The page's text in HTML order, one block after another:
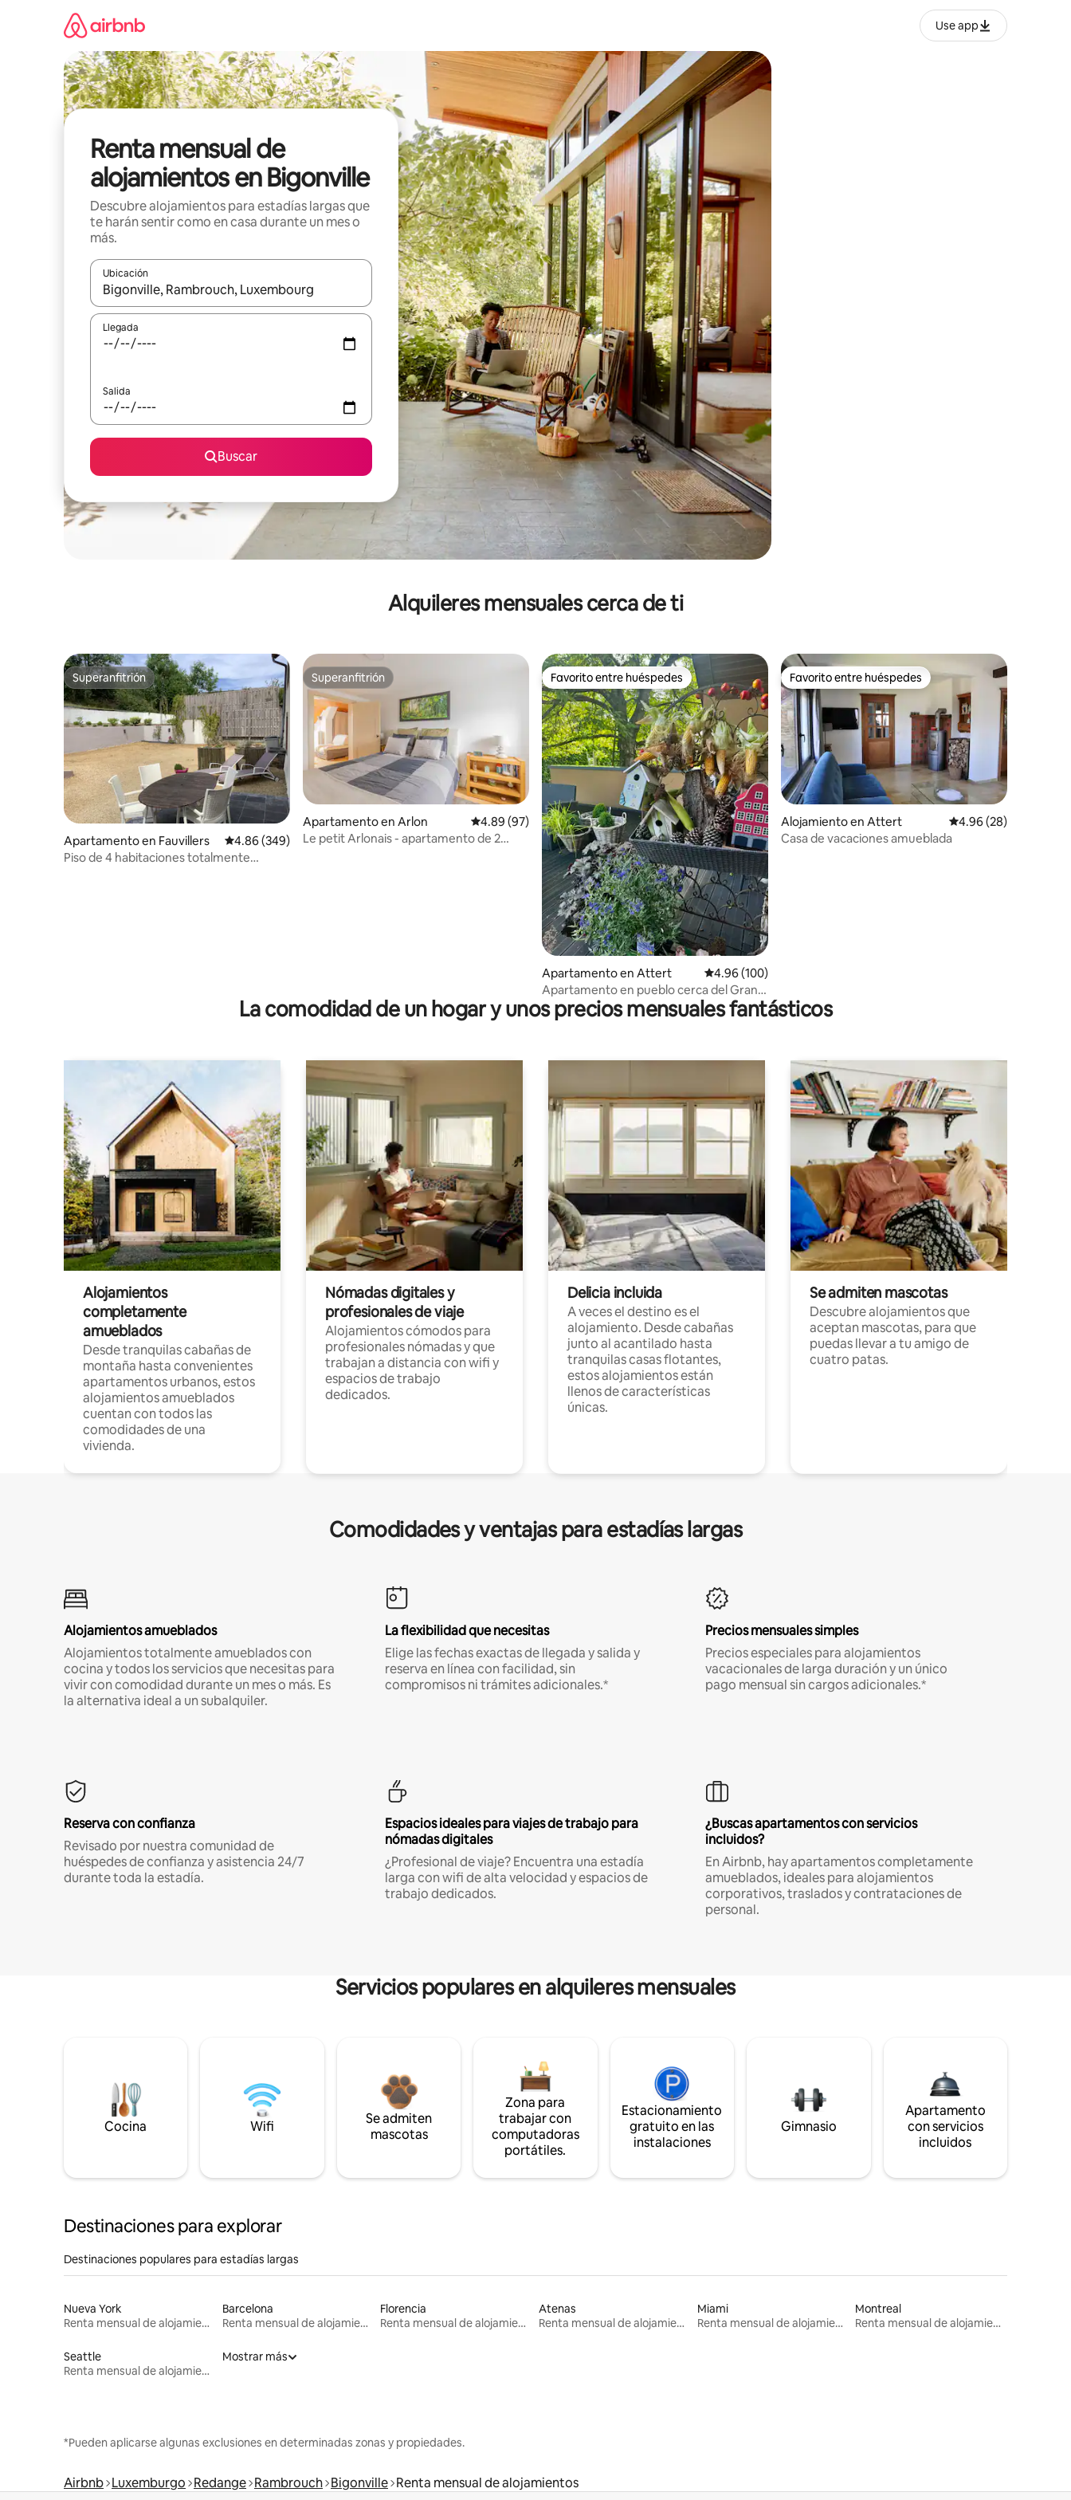
Use app
Renta mensual de
alojamientos en Bigonville
Descubre alojamientos para estadías largas que
te harán sentir como en casa durante un mes o
más.
Ubicación
Cuando los resultados estén disponibles, navega con las teclas de flecha hacia arriba y hacia abajo o explora con el tacto o desliza el dedo.
Llegada
Salida
Buscar
Alquileres mensuales cerca de ti
Superanfitrión
Superanfitrión
Apartamento en Fauvillers Calificación promedio: 4.86 de 5, 349 reseñas
4.86 (349)
Piso de 4 habitaciones totalmente
Superanfitrión
Superanfitrión
Apartamento en Arlon Calificación promedio: 4.89 de 5, 97 reseñas
4.89 (97)
Le petit Arlonais - apartamento de 2
Favorito entre huéspedes
Favorito entre huéspedes
Apartamento en Attert Calificación promedio: 4.96 de 5, 100 reseñas
4.96 (100)
Apartamento en pueblo cerca del Gran
Ducado
Favorito entre huéspedes
Favorito entre huéspedes
Alojamiento en Attert Calificación
4.96 (28)
Casa de vacaciones amueblada
La comodidad de un hogar y unos precios mensuales fantásticos
Alojamientos
completamente
amueblados
Desde tranquilas cabañas de
montaña hasta convenientes
apartamentos urbanos, estos
alojamientos amueblados
cuentan con todos las
comodidades de una
vivienda.
Nómadas digitales y
profesionales de viaje
Alojamientos cómodos para
profesionales nómadas y que
trabajan a distancia con wifi y
espacios de trabajo
dedicados.
Delicia incluida
A veces el destino es el
alojamiento. Desde cabañas
junto al acantilado hasta
tranquilas casas flotantes,
estos alojamientos están
llenos de características
únicas.
Se admiten mascotas
Descubre alojamientos que
aceptan mascotas, para que
puedas llevar a tu amigo de
cuatro patas.
Comodidades y ventajas para estadías largas
Alojamientos amueblados
Alojamientos totalmente amueblados con
cocina y todos los servicios que necesitas para
vivir con comodidad durante un mes o más. Es
la alternativa ideal a un subalquiler.
La flexibilidad que necesitas
Elige las fechas exactas de llegada y salida y
reserva en línea con facilidad, sin
compromisos ni trámites adicionales.*
Precios mensuales simples
Precios especiales para alojamientos
vacacionales de larga duración y un único
pago mensual sin cargos adicionales.*
Reserva con confianza
Revisado por nuestra comunidad de
huéspedes de confianza y asistencia 24/7
durante toda la estadía.
Espacios ideales para viajes de trabajo para
nómadas digitales
¿Profesional de viaje? Encuentra una estadía
larga con wifi de alta velocidad y espacios de
trabajo dedicados.
¿Buscas apartamentos con servicios
incluidos?
En Airbnb, hay apartamentos completamente
amueblados, ideales para alojamientos
corporativos, traslados y contrataciones de
personal.
Servicios populares en alquileres mensuales
Cocina Wifi
Se admiten
mascotas
Zona para
trabajar con
computadoras
portátiles.
Estacionamiento
gratuito en las
instalaciones
Gimnasio
Apartamento
con servicios
incluidos
Destinaciones para explorar
Destinaciones populares para estadías largas
Nueva York
Renta mensual de alojamientos
Barcelona
Renta mensual de alojamientos
Florencia
Renta mensual de alojamientos
Atenas
Renta mensual de alojamientos
Miami
Renta mensual de alojamientos
Montreal
Renta mensual de alojamientos
Seattle
Renta mensual de alojamientos
Mostrar más
*Pueden aplicarse algunas exclusiones en determinadas zonas y propiedades.
Airbnb Luxemburgo Redange Rambrouch Bigonville Renta mensual de alojamientos